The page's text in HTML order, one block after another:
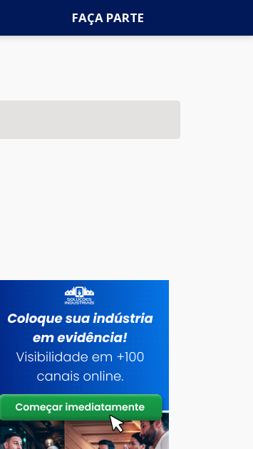
FAÇA PARTE